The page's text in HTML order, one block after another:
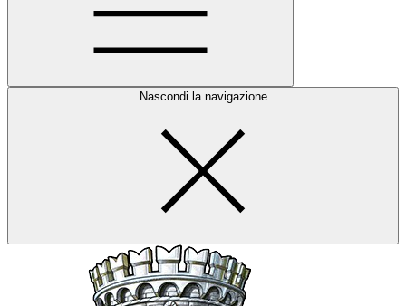
Nascondi la navigazione